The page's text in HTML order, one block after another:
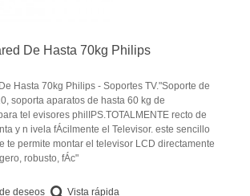
De Hasta 70kg Philips
Hasta 70kg Philips - Soportes TV."Soporte de
soporta aparatos de hasta 60 kg de
tel evisores philIPS.TOTALMENTE recto de
y n ivela fÁcilmente el Televisor. este sencillo
te permite montar el televisor LCD directamente
robusto, fÁc"
deseos Vista rápida